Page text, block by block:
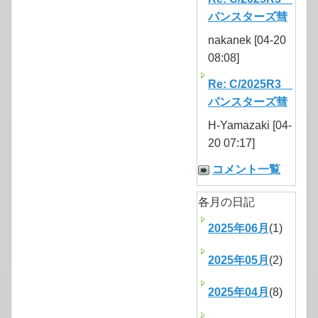
パンスターズ彗
nakanek [04-20
08:08]
Re: C/2025R3
パンスターズ彗
H-Yamazaki [04-
20 07:17]
コメント一覧
各月の日記
2025年06月 (1)
2025年05月 (2)
2025年04月 (8)